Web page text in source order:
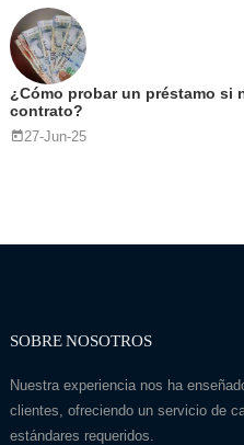
¿Cómo probar un préstamo si
contrato?
27-Jun-25
SOBRE NOSOTROS
Nuestra experiencia nos ha
clientes, ofreciendo un servicio de
estándares requeridos.